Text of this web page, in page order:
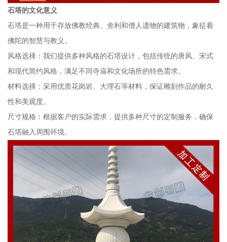
石塔的文化意义
石塔是一种用于存放佛教经典、舍利和僧人遗物的建筑物，象征着
佛陀的智慧与教义。
风格选择：我们提供多种风格的石塔设计，包括传统的唐风、宋式
和现代简约风格，满足不同寺庙和文化场所的特色需求。
材料选择：采用优质花岗岩、大理石等材料，保证雕刻作品的耐久
性和美观度。
尺寸规格：根据客户的实际需求，提供多种尺寸的定制服务，确保
石塔融入周围环境。